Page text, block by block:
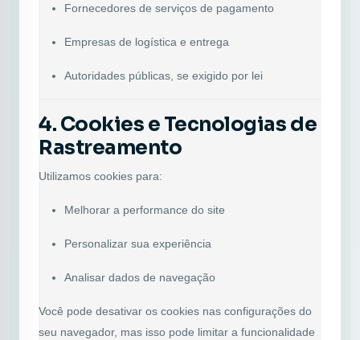
Fornecedores de serviços de pagamento
Empresas de logística e entrega
Autoridades públicas, se exigido por lei
4. Cookies e Tecnologias de
Rastreamento
Utilizamos cookies para:
Melhorar a performance do site
Personalizar sua experiência
Analisar dados de navegação
Você pode desativar os cookies nas configurações do
seu navegador, mas isso pode limitar a funcionalidade